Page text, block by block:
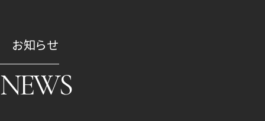
お知らせ
NEWS